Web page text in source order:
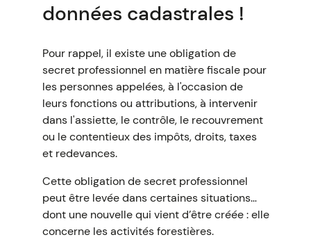
données cadastrales !
Pour rappel, il existe une obligation de
secret professionnel en matière fiscale pour
les personnes appelées, à l'occasion de
leurs fonctions ou attributions, à intervenir
dans l'assiette, le contrôle, le recouvrement
ou le contentieux des impôts, droits, taxes
et redevances.
Cette obligation de secret professionnel
peut être levée dans certaines situations…
dont une nouvelle qui vient d’être créée : elle
concerne les activités forestières.